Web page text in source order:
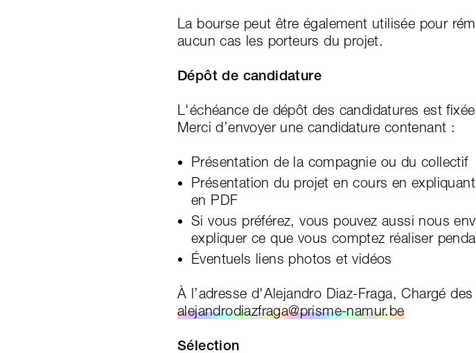
La bourse peut être également utilisée pour
aucun cas les porteurs du projet.
Dépôt de candidature
L'échéance de dépôt des candidatures est
Merci d’envoyer une candidature contenant :
Présentation de la compagnie ou du collectif
Présentation du projet en cours en
en PDF
Si vous préférez, vous pouvez aussi nous
expliquer ce que vous comptez réaliser
Éventuels liens photos et vidéos
À l’adresse d'Alejandro Diaz-Fraga, Chargé
alejandrodiazfraga@prisme-namur.be
Sélection